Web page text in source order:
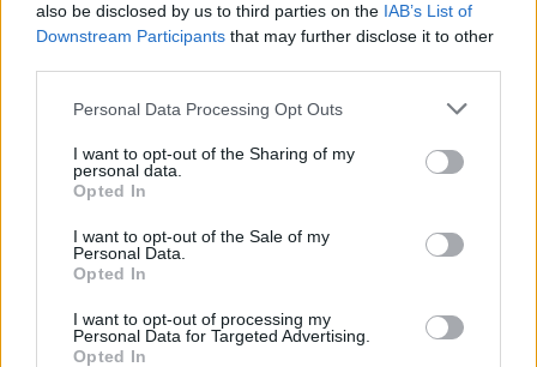
also be disclosed by us to third parties on the IAB’s List of
Downstream Participants that may further disclose it to other
Personal Data Processing Opt Outs
I want to opt-out of the Sharing of my
personal data.
Opted In
I want to opt-out of the Sale of my
Personal Data.
Opted In
I want to opt-out of processing my
Personal Data for Targeted Advertising.
Opted In